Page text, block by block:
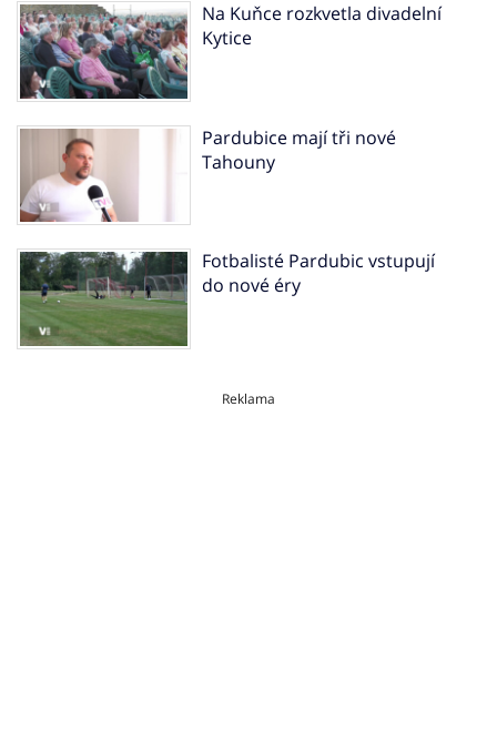
Na Kuňce rozkvetla divadelní
Kytice
Pardubice mají tři nové
Tahouny
Fotbalisté Pardubic vstupují
do nové éry
Reklama